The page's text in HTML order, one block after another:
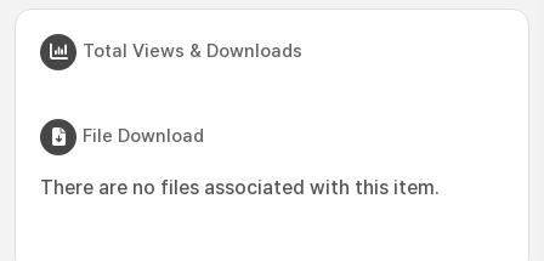
Total Views & Downloads
File Download
There are no files associated with this item.